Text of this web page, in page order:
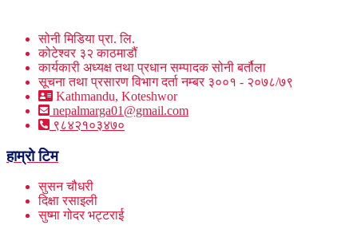
सोनी मिडिया प्रा. लि.
कोटेश्वर ३२ काठमाडौं
कार्यकारी अध्यक्ष तथा प्रधान सम्पादक सोनी बर्तौला
सूचना तथा प्रसारण विभाग दर्ता नम्बर ३००१ - २०७८/७९
Kathmandu, Koteshwor
nepalmarga01@gmail.com
९८४२१०३४७०
हाम्रो टिम
सुसन चौधरी
दिक्षा रसाइली
सुष्मा गोदर भट्टराई